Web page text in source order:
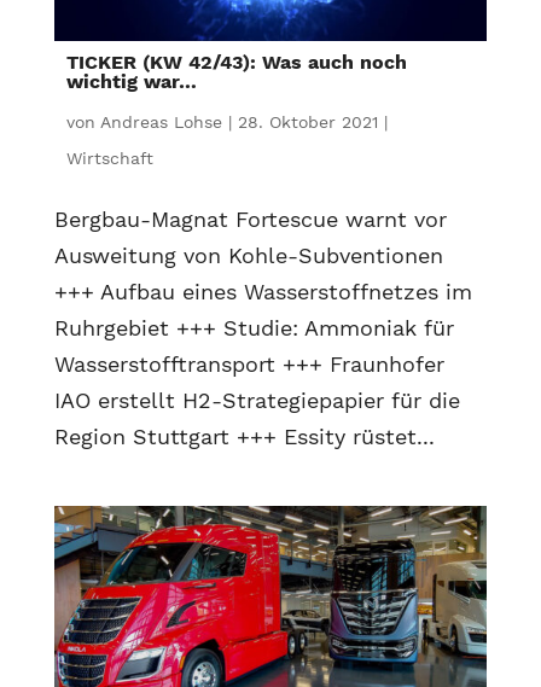
TICKER (KW 42/43): Was auch noch
wichtig war…
von Andreas Lohse| 28. Oktober 2021 |
Wirtschaft
Bergbau-Magnat Fortescue warnt vor
Ausweitung von Kohle-Subventionen
+++ Aufbau eines Wasserstoffnetzes im
Ruhrgebiet +++ Studie: Ammoniak für
Wasserstofftransport +++ Fraunhofer
IAO erstellt H2-Strategiepapier für die
Region Stuttgart +++ Essity rüstet...